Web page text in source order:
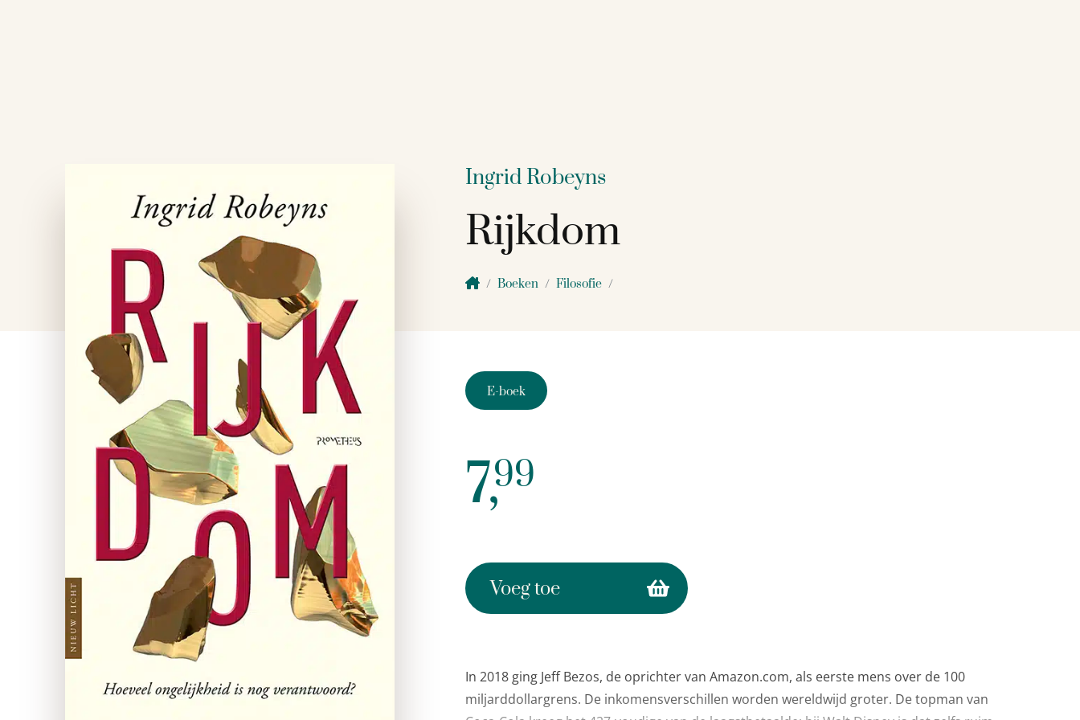
Ingrid Robeyns
Rijkdom
Boeken Filosofie
E-boek
7,99
Voeg toe
In 2018 ging Jeff Bezos, de oprichter van Amazon.com, als eerste mens over de 100
miljarddollargrens. De inkomensverschillen worden wereldwijd groter. De topman van